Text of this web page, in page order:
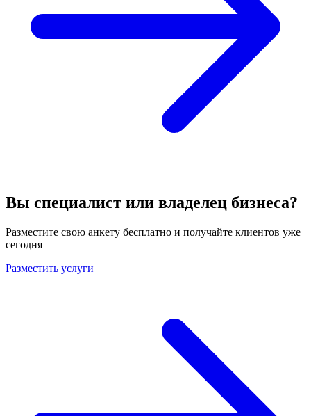
Вы специалист или владелец бизнеса?
Разместите свою анкету бесплатно и получайте клиентов уже
сегодня
Разместить услуги